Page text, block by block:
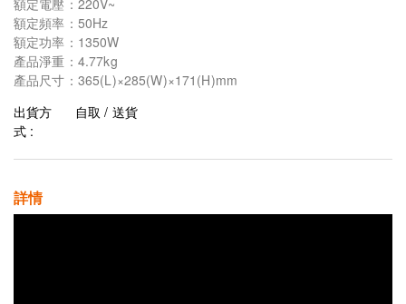
額定電壓：220V~
額定頻率：50Hz
額定功率：1350W
產品淨重：4.77kg
產品尺寸：365(L)×285(W)×171(H)mm
出貨方
式 :
自取 / 送貨
詳情